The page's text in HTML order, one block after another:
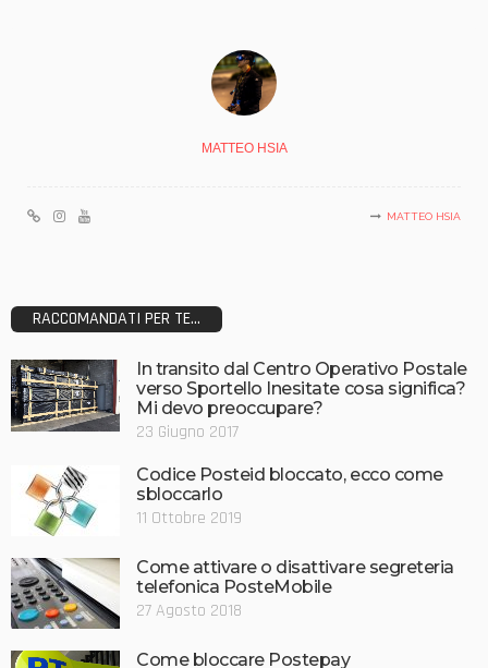
MATTEO HSIA
MATTEO HSIA
RACCOMANDATI PER TE...
In transito dal Centro Operativo Postale
verso Sportello Inesitate cosa significa?
Mi devo preoccupare?
23 Giugno 2017
Codice Posteid bloccato, ecco come
sbloccarlo
11 Ottobre 2019
Come attivare o disattivare segreteria
telefonica PosteMobile
27 Agosto 2018
Come bloccare Postepay